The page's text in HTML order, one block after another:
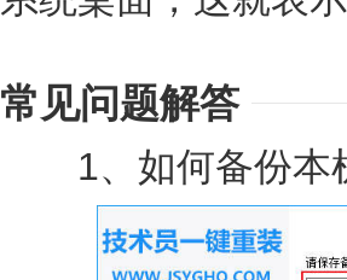
常见问题解答
1、如何备份本